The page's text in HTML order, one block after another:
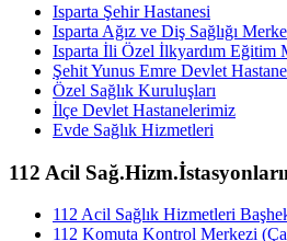
Isparta Şehir Hastanesi
Isparta Ağız ve Diş Sağlığı
Isparta İli Özel İlkyardım Eğitim
Şehit Yunus Emre Devlet
Özel Sağlık Kuruluşları
İlçe Devlet Hastanelerimiz
Evde Sağlık Hizmetleri
112 Acil
112 Acil Sağlık Hizmetleri
112 Komuta Kontrol Merkezi